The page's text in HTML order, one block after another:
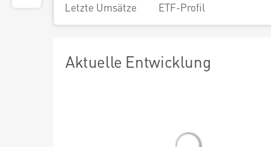
Letzte Umsätze ETF-Profil
Aktuelle Entwicklung